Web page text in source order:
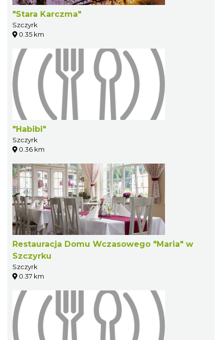
"Stara Karczma"
Szczyrk
0.35 km
"Habibi"
Szczyrk
0.36 km
Restauracja Domu Wczasowego "Maria" w
Szczyrku
Szczyrk
0.37 km